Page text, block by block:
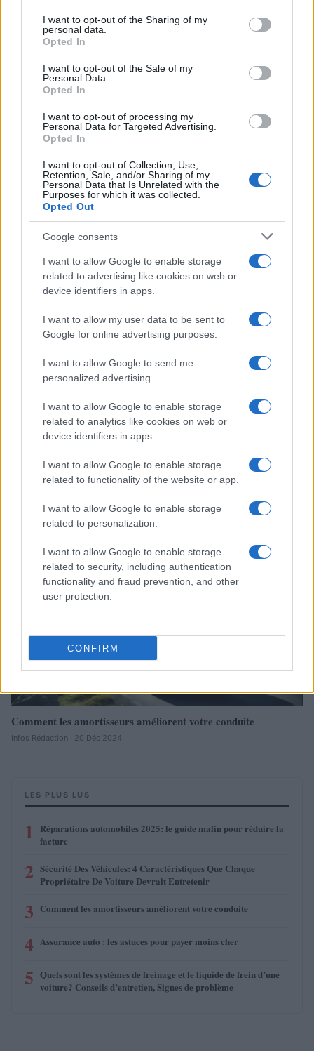
not limited to your visit or usage behaviour. You may click to
grant or deny consent to Google and its third-party tags to
use your data for below specified purposes in below Google
consent section.
I want to opt-out of the Sharing of my
personal data.
Opted In
I want to opt-out of the Sale of my
Personal Data.
Opted In
I want to opt-out of processing my
Personal Data for Targeted Advertising.
Opted In
I want to opt-out of Collection, Use,
Retention, Sale, and/or Sharing of my
Personal Data that Is Unrelated with the
Purposes for which it was collected.
Opted Out
Google consents
I want to allow Google to enable storage
related to advertising like cookies on web or
device identifiers in apps.
I want to allow my user data to be sent to
Google for online advertising purposes.
I want to allow Google to send me
personalized advertising.
I want to allow Google to enable storage
related to analytics like cookies on web or
device identifiers in apps.
I want to allow Google to enable storage
related to functionality of the website or app.
I want to allow Google to enable storage
related to personalization.
I want to allow Google to enable storage
related to security, including authentication
functionality and fraud prevention, and other
user protection.
CONFIRM
À lire aussi
Réparations automobiles 2025: le guide malin pour réduire la
facture
Infos Rédaction · 27 Août 2025
Sécurité Des Véhicules: 4 Caractéristiques Que Chaque
Redazione Online · 28 Fév 2025
Comment les amortisseurs améliorent votre conduite
Infos Rédaction · 20 Déc 2024
LES PLUS LUS
1
Réparations automobiles 2025: le guide malin pour réduire la
facture
2 Sécurité Des Véhicules: 4 Caractéristiques Que Chaque
Propriétaire De Voiture Devrait Entretenir
3 Comment les amortisseurs améliorent votre conduite
4 Assurance auto : les astuces pour payer moins cher
5 Quels sont les systèmes de freinage et le liquide de frein d’une
voiture? Conseils d’entretien, Signes de problème